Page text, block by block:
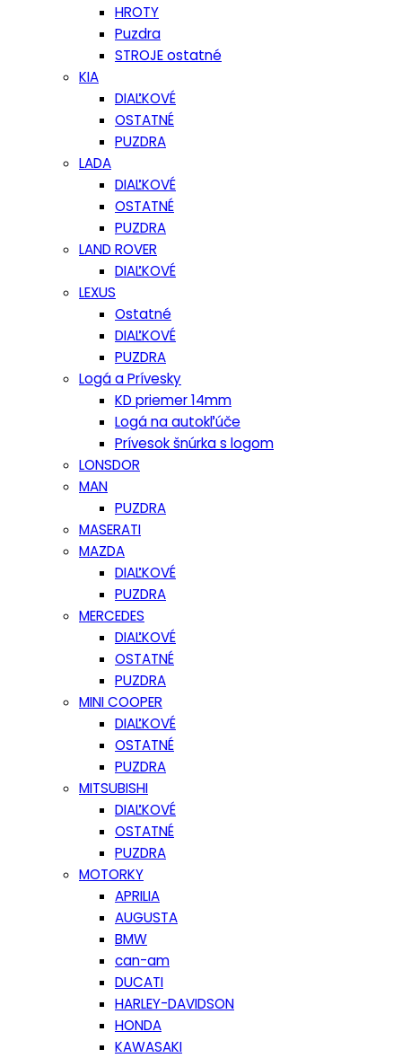
HROTY
Puzdra
STROJE ostatné
KIA
DIAĽKOVÉ
OSTATNÉ
PUZDRA
LADA
DIAĽKOVÉ
OSTATNÉ
PUZDRA
LAND ROVER
DIAĽKOVÉ
LEXUS
Ostatné
DIAĽKOVÉ
PUZDRA
Logá a Prívesky
KD priemer 14mm
Logá na autokľúče
Prívesok šnúrka s logom
LONSDOR
MAN
PUZDRA
MASERATI
MAZDA
DIAĽKOVÉ
PUZDRA
MERCEDES
DIAĽKOVÉ
OSTATNÉ
PUZDRA
MINI COOPER
DIAĽKOVÉ
OSTATNÉ
PUZDRA
MITSUBISHI
DIAĽKOVÉ
OSTATNÉ
PUZDRA
MOTORKY
APRILIA
AUGUSTA
BMW
can-am
DUCATI
HARLEY-DAVIDSON
HONDA
KAWASAKI